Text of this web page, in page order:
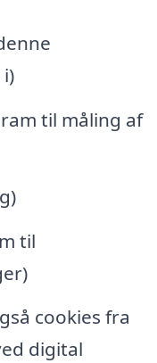
til måling af
til
cookies fra
digital